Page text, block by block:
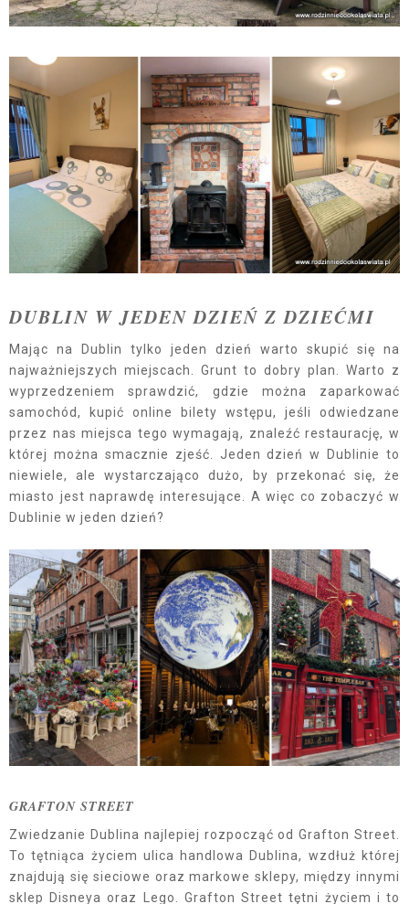
DUBLIN W JEDEN DZIEŃ Z DZIEĆMI
Mając na Dublin tylko jeden dzień warto skupić się na
najważniejszych miejscach. Grunt to dobry plan. Warto z
wyprzedzeniem sprawdzić, gdzie można zaparkować
samochód, kupić online bilety wstępu, jeśli odwiedzane
przez nas miejsca tego wymagają, znaleźć restaurację, w
której można smacznie zjeść. Jeden dzień w Dublinie to
niewiele, ale wystarczająco dużo, by przekonać się, że
miasto jest naprawdę interesujące. A więc co zobaczyć w
Dublinie w jeden dzień?
GRAFTON STREET
Zwiedzanie Dublina najlepiej rozpocząć od Grafton Street.
To tętniąca życiem ulica handlowa Dublina, wzdłuż której
znajdują się sieciowe oraz markowe sklepy, między innymi
sklep Disneya oraz Lego. Grafton Street tętni życiem i to